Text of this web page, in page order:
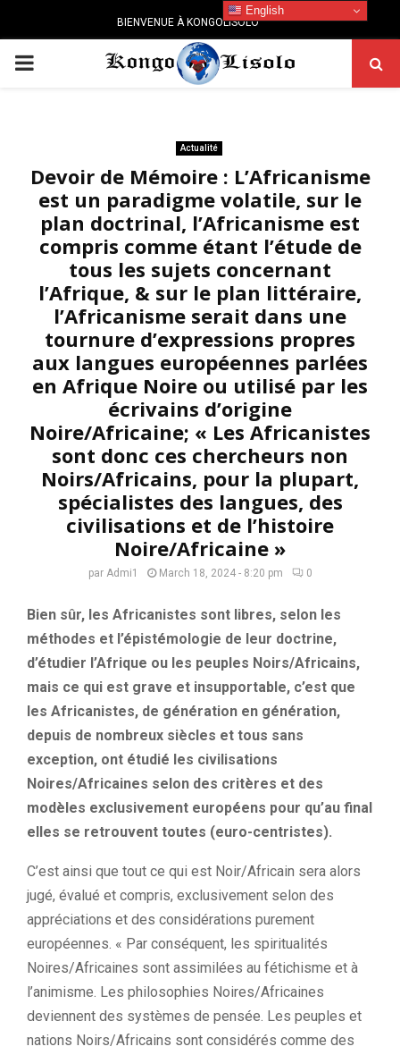
BIENVENUE À KONGOLISOLO
PRIMARY
Actualité
Devoir de Mémoire : L’Africanisme
est un paradigme volatile, sur le
plan doctrinal, l’Africanisme est
compris comme étant l’étude de
tous les sujets concernant
l’Afrique, & sur le plan littéraire,
l’Africanisme serait dans une
tournure d’expressions propres
aux langues européennes parlées
en Afrique Noire ou utilisé par les
écrivains d’origine
Noire/Africaine; « Les Africanistes
sont donc ces chercheurs non
Noirs/Africains, pour la plupart,
spécialistes des langues, des
civilisations et de l’histoire
Noire/Africaine »
par Admi1 March 18, 2024 - 8:20 pm 0
Bien sûr, les Africanistes sont libres, selon les
méthodes et l’épistémologie de leur doctrine,
d’étudier l’Afrique ou les peuples Noirs/Africains,
mais ce qui est grave et insupportable, c’est que
les Africanistes, de génération en génération,
depuis de nombreux siècles et tous sans
exception, ont étudié les civilisations
Noires/Africaines selon des critères et des
modèles exclusivement européens pour qu’au final
elles se retrouvent toutes (euro-centristes).
C’est ainsi que tout ce qui est Noir/Africain sera alors
jugé, évalué et compris, exclusivement selon des
appréciations et des considérations purement
européennes. « Par conséquent, les spiritualités
Noires/Africaines sont assimilées au fétichisme et à
l’animisme. Les philosophies Noires/Africaines
deviennent des systèmes de pensée. Les peuples et
nations Noirs/Africains sont considérés comme des
English